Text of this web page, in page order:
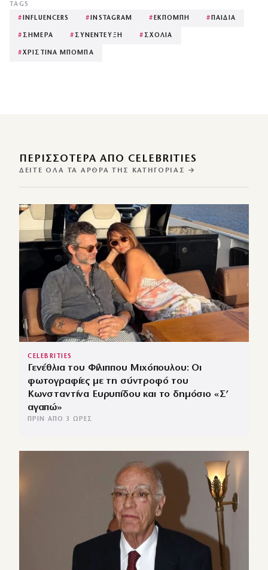
TAGS
# INFLUENCERS # INSTAGRAM # ΕΚΠΟΜΠΗ # ΠΑΙΔΙΑ
# ΣΗΜΕΡΑ # ΣΥΝΕΝΤΕΥΞΗ # ΣΧΟΛΙΑ
#ΧΡΙΣΤΙΝΑ ΜΠΟΜΠΑ
ΠΕΡΙΣΣΌΤΕΡΑ ΑΠΌ CELEBRITIES
ΔΕΊΤΕ ΌΛΑ ΤΑ ΆΡΘΡΑ ΤΗΣ ΚΑΤΗΓΟΡΊΑΣ →
CELEBRITIES
Γενέθλια του Φίλιππου Μιχόπουλου: Οι
φωτογραφίες με τη σύντροφό του
Κωνσταντίνα Ευρυπίδου και το δημόσιο «Σ’
αγαπώ»
ΠΡΙΝ ΑΠΌ 3 ΏΡΕΣ